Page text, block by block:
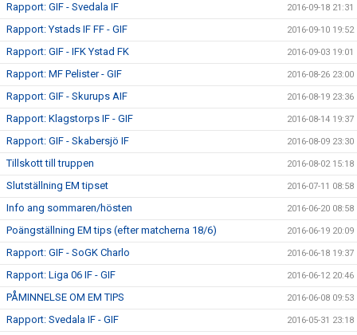
Rapport: GIF - Svedala IF 2016-09-18 21:31
Rapport: Ystads IF FF - GIF 2016-09-10 19:52
Rapport: GIF - IFK Ystad FK 2016-09-03 19:01
Rapport: MF Pelister - GIF 2016-08-26 23:00
Rapport: GIF - Skurups AIF 2016-08-19 23:36
Rapport: Klagstorps IF - GIF 2016-08-14 19:37
Rapport: GIF - Skabersjö IF 2016-08-09 23:30
Tillskott till truppen 2016-08-02 15:18
Slutställning EM tipset 2016-07-11 08:58
Info ang sommaren/hösten 2016-06-20 08:58
Poängställning EM tips (efter matcherna 18/6) 2016-06-19 20:09
Rapport: GIF - SoGK Charlo 2016-06-18 19:37
Rapport: Liga 06 IF - GIF 2016-06-12 20:46
PÅMINNELSE OM EM TIPS 2016-06-08 09:53
Rapport: Svedala IF - GIF 2016-05-31 23:18